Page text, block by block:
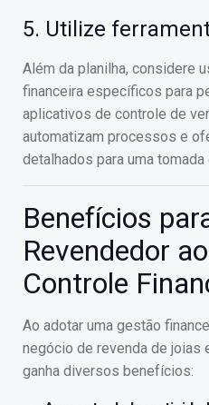
5. Utilize
Além da planilha, considere
financeira específicos para
aplicativos de controle de
automatizam processos e
detalhados para uma
Benefícios
Revendedor
Controle
Ao adotar uma gestão
negócio de revenda de joias
ganha diversos benefícios: